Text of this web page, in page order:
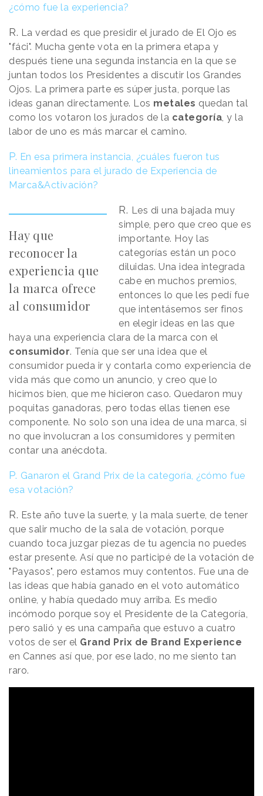
¿cómo fue la experiencia?
R. La verdad es que presidir el jurado de El Ojo es
"fáci". Mucha gente vota en la primera etapa y
después tiene una segunda instancia en la que se
juntan todos los Presidentes a discutir los Grandes
Ojos. La primera parte es súper justa, porque las
ideas ganan directamente. Los metales quedan tal
como los votaron los jurados de la categoría, y la
labor de uno es más marcar el camino.
P. En esa primera instancia, ¿cuáles fueron tus
lineamientos para el jurado de Experiencia de
Marca&Activación?
Hay que
reconocer la
experiencia que
la marca ofrece
al consumidor
R. Les di una bajada muy
simple, pero que creo que es
importante. Hoy las
categorías están un poco
diluidas. Una idea integrada
cabe en muchos premios,
entonces lo que les pedí fue
que intentásemos ser finos
en elegir ideas en las que
haya una experiencia clara de la marca con el
consumidor. Tenía que ser una idea que el
consumidor pueda ir y contarla como experiencia de
vida más que como un anuncio, y creo que lo
hicimos bien, que me hicieron caso. Quedaron muy
poquitas ganadoras, pero todas ellas tienen ese
componente. No solo son una idea de una marca, si
no que involucran a los consumidores y permiten
contar una anécdota.
P. Ganaron el Grand Prix de la categoría, ¿cómo fue
esa votación?
R. Este año tuve la suerte, y la mala suerte, de tener
que salir mucho de la sala de votación, porque
cuando toca juzgar piezas de tu agencia no puedes
estar presente. Así que no participé de la votación de
"Payasos", pero estamos muy contentos. Fue una de
las ideas que había ganado en el voto automático
online, y había quedado muy arriba. Es medio
incómodo porque soy el Presidente de la Categoría,
pero salió y es una campaña que estuvo a cuatro
votos de ser el Grand Prix de Brand Experience
en Cannes así que, por ese lado, no me siento tan
raro.